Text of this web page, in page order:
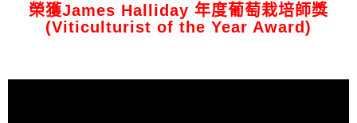
榮獲James Halliday 年度葡萄栽培師獎
(Viticulturist of the Year Award)